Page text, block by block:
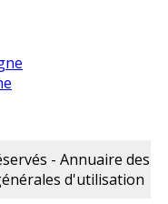
- Annuaire des
d'utilisation